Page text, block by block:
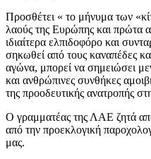
Προσθέτει « το μήνυμα των
λαούς της Ευρώπης και πρώτα
ιδιαίτερα ελπιδοφόρο και
σηκωθεί από τους καναπέδες
αγώνα, μπορεί να σημειώσει
και ανθρώπινες συνθήκες
της προοδευτικής ανατροπής
Ο γραμματέας της ΛΑΕ ζητά
από την προεκλογική
μας.